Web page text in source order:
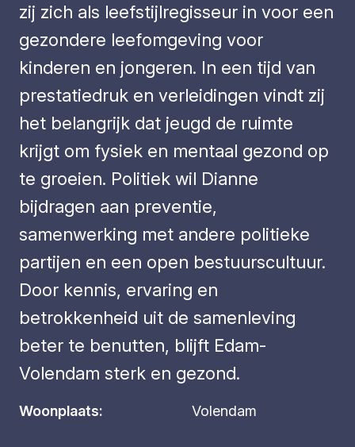
zij zich als leefstijlregisseur in voor een
gezondere leefomgeving voor
kinderen en jongeren. In een tijd van
prestatiedruk en verleidingen vindt zij
het belangrijk dat jeugd de ruimte
krijgt om fysiek en mentaal gezond op
te groeien. Politiek wil Dianne
bijdragen aan preventie,
samenwerking met andere politieke
partijen en een open bestuurscultuur.
Door kennis, ervaring en
betrokkenheid uit de samenleving
beter te benutten, blijft Edam-
Volendam sterk en gezond.
Woonplaats: Volendam